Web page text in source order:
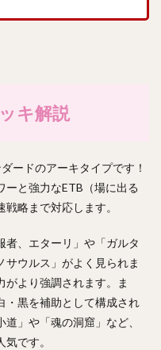
キ解説
ードのアーキタイプです！
ーと強力なETB（場に出る
略まで対応します。
者、エターリ」や「ガルタ
サウルス」がよく見られま
より強調されます。ま
・黒を補助として構成され
」や「魂の洞窟」など、
です。